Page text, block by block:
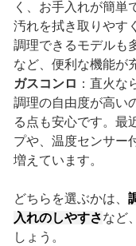
く、お手入れが簡単
汚れを拭き取りやす
調理できるモデルも
など、便利な機能が
ガスコンロ ：直火な
調理の自由度が高い
る点も安心です。最
プや、温度センサー
増えています。
どちらを選ぶかは、
入れのしやすさなど
しょう。